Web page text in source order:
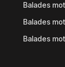
Balades
Balades
Balades